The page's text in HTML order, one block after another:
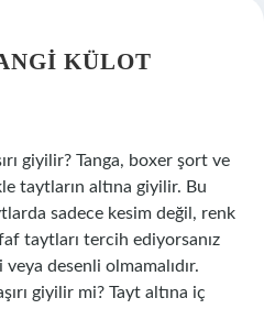
KÜLOT
giyilir? Tanga, boxer şort ve
taytların altına giyilir. Bu
sadece kesim değil, renk
taytları tercih ediyorsanız
desenli olmamalıdır.
giyilir mi? Tayt altına iç